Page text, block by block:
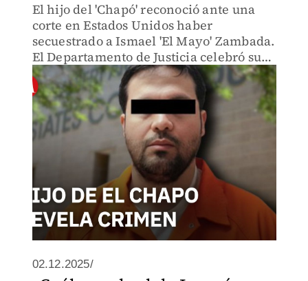
El hijo del 'Chapó' reconoció ante una
corte en Estados Unidos haber
secuestrado a Ismael 'El Mayo' Zambada.
El Departamento de Justicia celebró su
declaración de culpabilidad.
02.12.2025/